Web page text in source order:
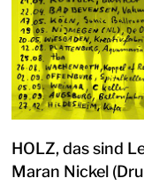
HOLZ, das sind
Maran Nickel